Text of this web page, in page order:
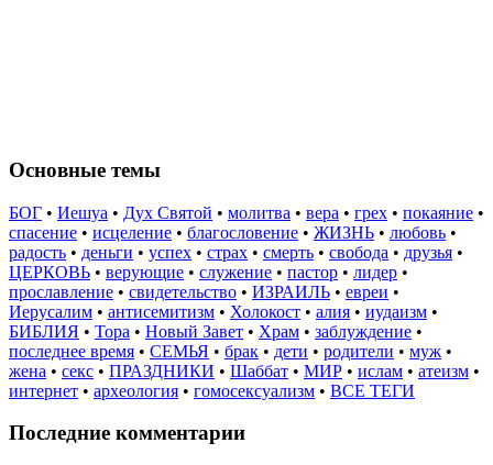
Основные темы
БОГ • Иешуа • Дух Святой • молитва • вера • грех • покаяние •
спасение • исцеление • благословение • ЖИЗНЬ • любовь •
радость • деньги • успех • страх • смерть • свобода • друзья •
ЦЕРКОВЬ • верующие • служение • пастор • лидер •
прославление • свидетельство • ИЗРАИЛЬ • евреи •
Иерусалим • антисемитизм • Холокост • алия • иудаизм •
БИБЛИЯ • Тора • Новый Завет • Храм • заблуждение •
последнее время • СЕМЬЯ • брак • дети • родители • муж •
жена • секс • ПРАЗДНИКИ • Шаббат • МИР • ислам • атеизм •
интернет • археология • гомосексуализм • ВСЕ ТЕГИ
Последние комментарии